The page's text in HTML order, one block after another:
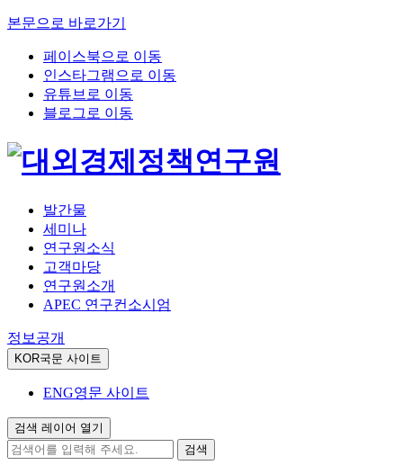
본문으로 바로가기
페이스북으로 이동
인스타그램으로 이동
유튜브로 이동
블로그로 이동
발간물
세미나
연구원소식
고객마당
연구원소개
APEC 연구컨소시엄
정보공개
KOR국문 사이트
ENG영문 사이트
검색 레이어 열기
검색